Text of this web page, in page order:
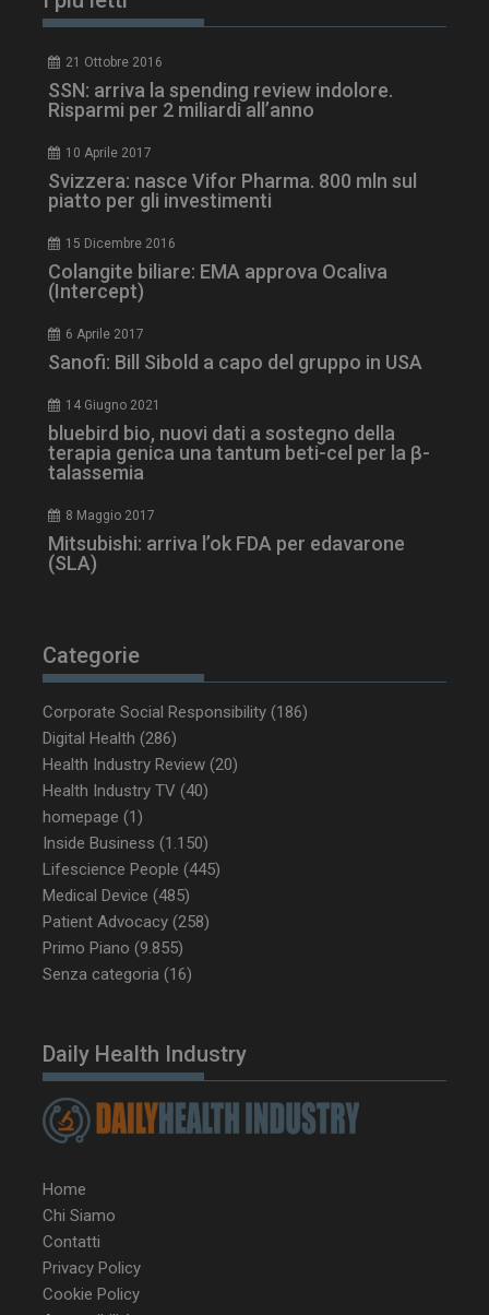
21 Ottobre 2016
SSN: arriva la spending review indolore.
Risparmi per 2 miliardi all’anno
10 Aprile 2017
Svizzera: nasce Vifor Pharma. 800 mln sul
piatto per gli investimenti
15 Dicembre 2016
Colangite biliare: EMA approva Ocaliva
(Intercept)
6 Aprile 2017
Sanofi: Bill Sibold a capo del gruppo in USA
14 Giugno 2021
bluebird bio, nuovi dati a sostegno della
terapia genica una tantum beti-cel per la β-
talassemia
8 Maggio 2017
Mitsubishi: arriva l’ok FDA per edavarone
(SLA)
Categorie
Corporate Social Responsibility (186)
Digital Health (286)
Health Industry Review (20)
Health Industry TV (40)
homepage (1)
Inside Business (1.150)
Lifescience People (445)
Medical Device (485)
Patient Advocacy (258)
Primo Piano (9.855)
Senza categoria (16)
Daily Health Industry
Home
Chi Siamo
Contatti
Privacy Policy
Cookie Policy
ironfish-session-id
ARRAffinity
tracking-sites-
ironfish-tracking-
enable
CookieScriptConsent
NOME
__Secure-ROLLOUT_TOKEN